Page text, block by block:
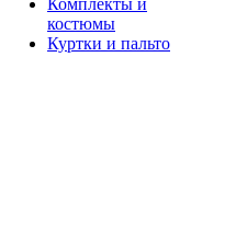
Комплекты и
костюмы
Куртки и пальто